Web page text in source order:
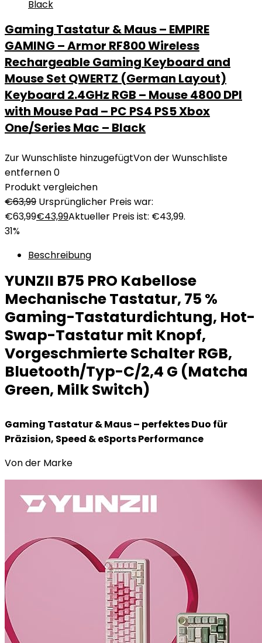
Gaming Tastatur & Maus – EMPIRE
GAMING – Armor RF800 Wireless
Rechargeable Gaming Keyboard and
Mouse Set QWERTZ (German Layout)
Keyboard 2.4GHz RGB – Mouse 4800 DPI
with Mouse Pad – PC PS4 PS5 Xbox
One/Series Mac – Black
Zur Wunschliste hinzugefügtVon der Wunschliste
entfernen0
Produkt vergleichen
€63,99 Ursprünglicher Preis war:
€63,99€43,99Aktueller Preis ist: €43,99.
31%
Beschreibung
YUNZII B75 PRO Kabellose
Mechanische Tastatur, 75 %
Gaming-Tastaturdichtung, Hot-
Swap-Tastatur mit Knopf,
Vorgeschmierte Schalter RGB,
Bluetooth/Typ-C/2,4 G (Matcha
Green, Milk Switch)
Gaming Tastatur & Maus – perfektes Duo für
Präzision, Speed & eSports Performance
Von der Marke